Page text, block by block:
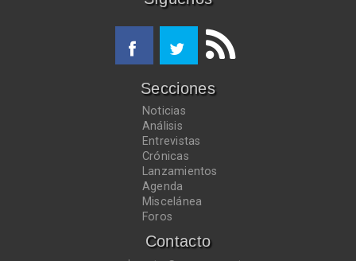
Secciones
Noticias
Análisis
Entrevistas
Crónicas
Lanzamientos
Agenda
Miscelánea
Foros
Contacto